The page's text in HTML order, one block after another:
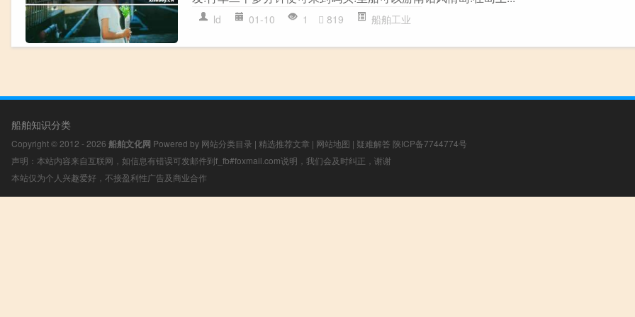
ld 01-10 1 819 船舶工业
船舶知识分类
Copyright © 2012 - 2026 船舶文化网 Powered by 网站分类目录 | 精选推荐文章 | 网站地图 | 疑难解答 陕ICP备7744774号
声明：本站内容来自互联网，如信息有错误可发邮件到f_fb#foxmail.com说明，我们会及时纠正，谢谢
本站仅为个人兴趣爱好，不接盈利性广告及商业合作